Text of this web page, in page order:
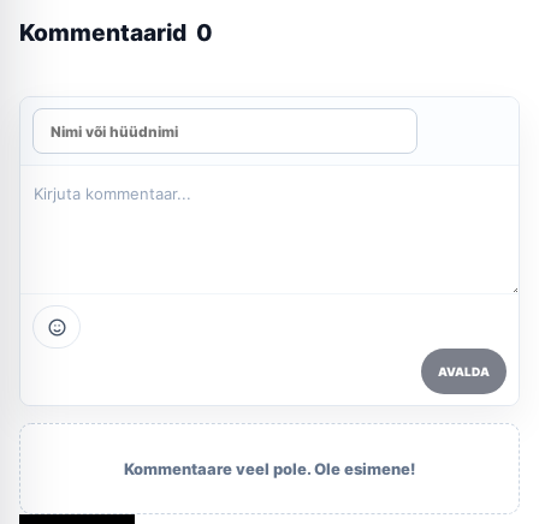
Kommentaarid 0
AVALDA
Kommentaare veel pole. Ole esimene!